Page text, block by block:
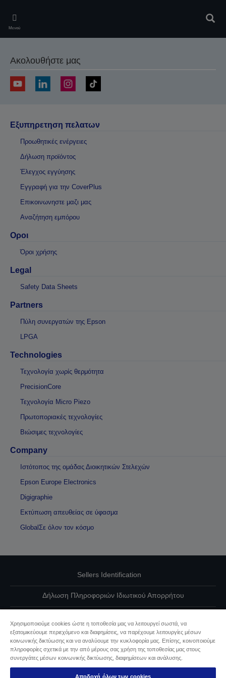
main
content
Μενού
Ακολουθήστε μας
Εξυπηρετηση πελατων
Προωθητικές ενέργειες
Δήλωση προϊόντος
Έλεγχος εγγύησης
Εγγραφή για την CoverPlus
Επικοινωνηστε μαζι μας
Αναζήτηση εμπόρου
Οροι
Όροι χρήσης
Legal
Safety Data Sheets
Partners
Πύλη συνεργατών της Epson
LPGA
Technologies
Τεχνολογία χωρίς θερμότητα
PrecisionCore
Τεχνολογία Micro Piezo
Πρωτοποριακές τεχνολογίες
Βιώσιμες τεχνολογίες
Company
Ιστότοπος της ομάδας Διοικητικών Στελεχών
Epson Europe Electronics
Digigraphie
Εκτύπωση απευθείας σε ύφασμα
GlobalΣε όλον τον κόσμο
Sellers Identification
Δήλωση Πληροφοριών Ιδιωτικού Απορρήτου
Επικοινωνήστε μαζί μας για τα δεδομένα σας
Πληροφορίες σχετικά με τα cookie
Χρησιμοποιούμε cookies ώστε η τοποθεσία μας να λειτουργεί σωστά, να
εξατομικεύουμε περιεχόμενο και διαφημίσεις, να παρέχουμε λειτουργίες μέσων
κοινωνικής δικτύωσης και να αναλύουμε την κυκλοφορία μας. Επίσης, κοινοποιούμε
πληροφορίες σχετικά με την από μέρους σας χρήση της τοποθεσίας μας στους
συνεργάτες μέσων κοινωνικής δικτύωσης, διαφημίσεων και ανάλυσης.
Αποδοχή όλων των cookies